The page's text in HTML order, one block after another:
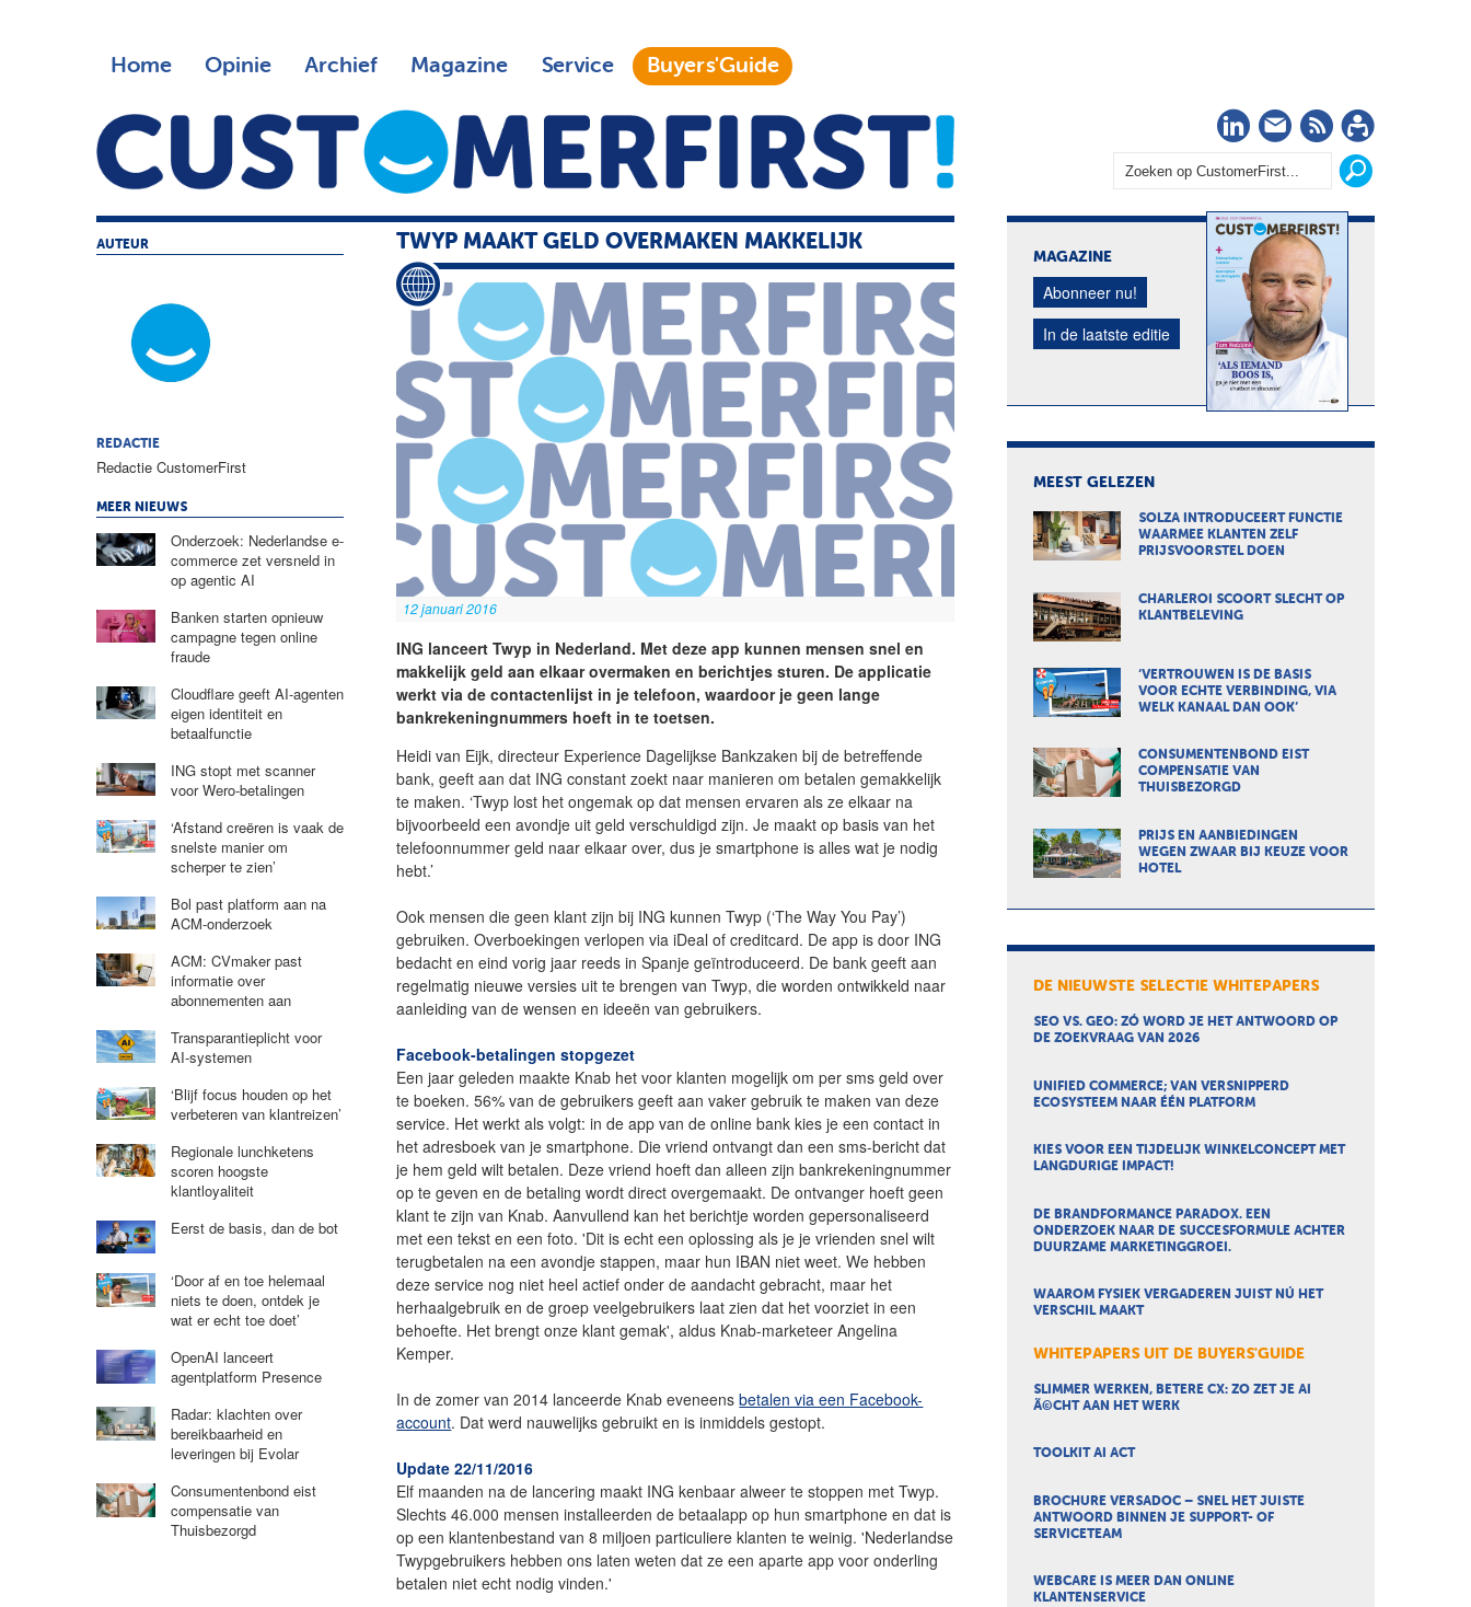
Home Opinie Archief Magazine Service Buyers'Guide
LinkedIn
Nieuwsbrief
RSS
TWYP MAAKT GELD OVERMAKEN MAKKELIJK
12 januari 2016
ING lanceert Twyp in Nederland. Met deze app kunnen mensen snel en
makkelijk geld aan elkaar overmaken en berichtjes sturen. De applicatie
werkt via de contactenlijst in je telefoon, waardoor je geen lange
bankrekeningnummers hoeft in te toetsen.
Heidi van Eijk, directeur Experience Dagelijkse Bankzaken bij de betreffende
bank, geeft aan dat ING constant zoekt naar manieren om betalen gemakkelijk
te maken. ‘Twyp lost het ongemak op dat mensen ervaren als ze elkaar na
bijvoorbeeld een avondje uit geld verschuldigd zijn. Je maakt op basis van het
telefoonnummer geld naar elkaar over, dus je smartphone is alles wat je nodig
hebt.’
Ook mensen die geen klant zijn bij ING kunnen Twyp (‘The Way You Pay’)
gebruiken. Overboekingen verlopen via iDeal of creditcard. De app is door ING
bedacht en eind vorig jaar reeds in Spanje geïntroduceerd. De bank geeft aan
regelmatig nieuwe versies uit te brengen van Twyp, die worden ontwikkeld naar
aanleiding van de wensen en ideeën van gebruikers.
Facebook-betalingen stopgezet
Een jaar geleden maakte Knab het voor klanten mogelijk om per sms geld over
te boeken. 56% van de gebruikers geeft aan vaker gebruik te maken van deze
service. Het werkt als volgt: in de app van de online bank kies je een contact in
het adresboek van je smartphone. Die vriend ontvangt dan een sms-bericht dat
je hem geld wilt betalen. Deze vriend hoeft dan alleen zijn bankrekeningnummer
op te geven en de betaling wordt direct overgemaakt. De ontvanger hoeft geen
klant te zijn van Knab. Aanvullend kan het berichtje worden gepersonaliseerd
met een tekst en een foto. 'Dit is echt een oplossing als je je vrienden snel wilt
terugbetalen na een avondje stappen, maar hun IBAN niet weet. We hebben
deze service nog niet heel actief onder de aandacht gebracht, maar het
herhaalgebruik en de groep veelgebruikers laat zien dat het voorziet in een
behoefte. Het brengt onze klant gemak', aldus Knab-marketeer Angelina
Kemper.
In de zomer van 2014 lanceerde Knab eveneensbetalen via een Facebook-
account. Dat werd nauwelijks gebruikt en is inmiddels gestopt.
Update 22/11/2016
Elf maanden na de lancering maakt ING kenbaar alweer te stoppen met Twyp.
Slechts 46.000 mensen installeerden de betaalapp op hun smartphone en dat is
op een klantenbestand van 8 miljoen particuliere klanten te weinig. 'Nederlandse
Twypgebruikers hebben ons laten weten dat ze een aparte app voor onderling
betalen niet echt nodig vinden.'
AUTEUR
REDACTIE
Redactie CustomerFirst
MEER NIEUWS
Onderzoek: Nederlandse e-
commerce zet versneld in
op agentic AI
Banken starten opnieuw
campagne tegen online
fraude
Cloudflare geeft AI-agenten
eigen identiteit en
betaalfunctie
ING stopt met scanner
voor Wero-betalingen
‘Afstand creëren is vaak de
snelste manier om
scherper te zien’
Bol past platform aan na
ACM-onderzoek
ACM: CVmaker past
informatie over
abonnementen aan
Transparantieplicht voor
AI-systemen
‘Blijf focus houden op het
verbeteren van klantreizen’
Regionale lunchketens
scoren hoogste
klantloyaliteit
Eerst de basis, dan de bot
‘Door af en toe helemaal
niets te doen, ontdek je
wat er echt toe doet’
OpenAI lanceert
agentplatform Presence
Radar: klachten over
bereikbaarheid en
leveringen bij Evolar
Consumentenbond eist
compensatie van
Thuisbezorgd
MAGAZINE
Abonneer nu!
In de laatste editie
MEEST GELEZEN
SOLZA INTRODUCEERT FUNCTIE
WAARMEE KLANTEN ZELF
PRIJSVOORSTEL DOEN
CHARLEROI SCOORT SLECHT OP
KLANTBELEVING
‘VERTROUWEN IS DE BASIS
VOOR ECHTE VERBINDING, VIA
WELK KANAAL DAN OOK’
CONSUMENTENBOND EIST
COMPENSATIE VAN
THUISBEZORGD
PRIJS EN AANBIEDINGEN
WEGEN ZWAAR BIJ KEUZE VOOR
HOTEL
DE NIEUWSTE SELECTIE WHITEPAPERS
SEO VS. GEO: ZÓ WORD JE HET ANTWOORD OP
DE ZOEKVRAAG VAN 2026
UNIFIED COMMERCE; VAN VERSNIPPERD
ECOSYSTEEM NAAR ÉÉN PLATFORM
KIES VOOR EEN TIJDELIJK WINKELCONCEPT MET
LANGDURIGE IMPACT!
DE BRANDFORMANCE PARADOX. EEN
ONDERZOEK NAAR DE SUCCESFORMULE ACHTER
DUURZAME MARKETINGGROEI.
WAAROM FYSIEK VERGADEREN JUIST NÚ HET
VERSCHIL MAAKT
WHITEPAPERS UIT DE BUYERS'GUIDE
SLIMMER WERKEN, BETERE CX: ZO ZET JE AI
Ã©CHT AAN HET WERK
TOOLKIT AI ACT
BROCHURE VERSADOC – SNEL HET JUISTE
ANTWOORD BINNEN JE SUPPORT- OF
SERVICETEAM
WEBCARE IS MEER DAN ONLINE
KLANTENSERVICE